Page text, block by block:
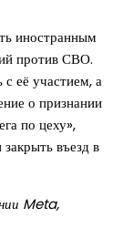
иностранным
против СВО.
её участием, а
о признании
по цеху»,
въезд в
Meta,